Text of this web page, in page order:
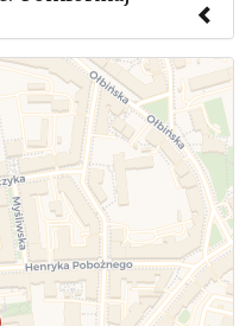
informację o